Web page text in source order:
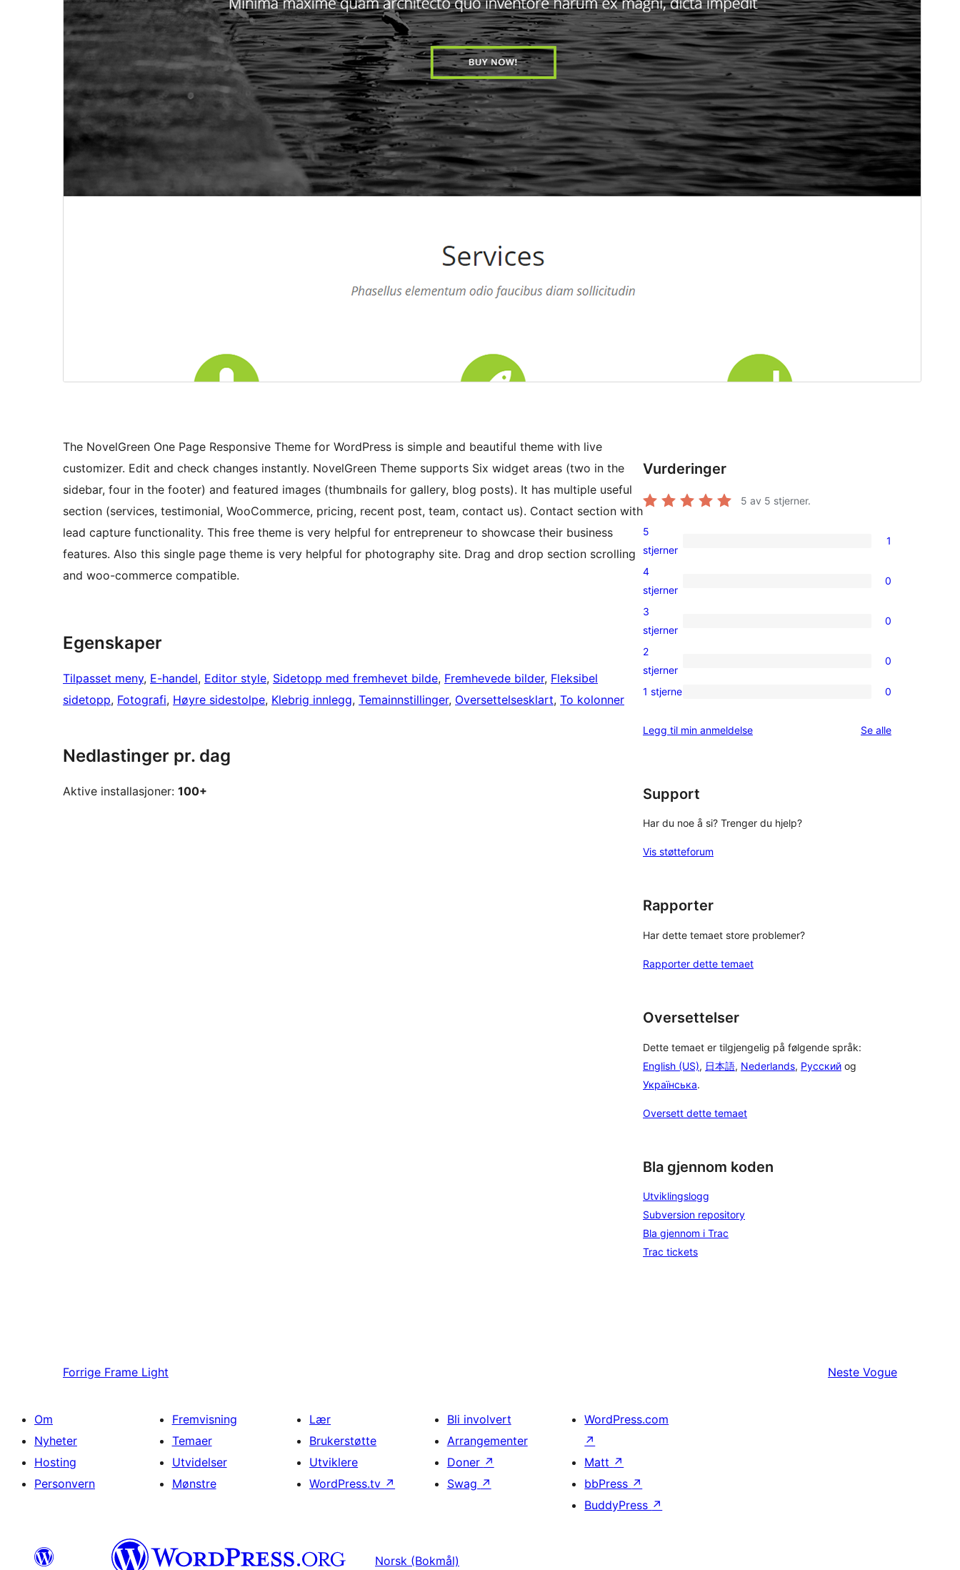
The NovelGreen One Page Responsive Theme for WordPress is simple and beautiful theme with live
customizer. Edit and check changes instantly. NovelGreen Theme supports Six widget areas (two in the
sidebar, four in the footer) and featured images (thumbnails for gallery, blog posts). It has multiple useful
section (services, testimonial, WooCommerce, pricing, recent post, team, contact us). Contact section with
lead capture functionality. This free theme is very helpful for entrepreneur to showcase their business
features. Also this single page theme is very helpful for photography site. Drag and drop section scrolling
and woo-commerce compatible.
Egenskaper
Tilpasset meny, E-handel, Editor style, Sidetopp med fremhevet bilde, Fremhevede bilder, Fleksibel
sidetopp, Fotografi, Høyre sidestolpe, Klebrig innlegg, Temainnstillinger, Oversettelsesklart, To kolonner
Nedlastinger pr. dag
Aktive installasjoner: 100+
Vurderinger
5 av 5 stjerner.
1
5-
star
5
stjerner
1
0
4-
star
4
stjerner
0
0
3-
star
3
stjerner
0
0
2-
reviews
2
stjerner
0
0
star
1 stjerne 0
Legg til min anmeldelse Se alleomtalene
Support
Har du noe å si? Trenger du hjelp?
Vis støtteforum
Rapporter
Har dette temaet store problemer?
Rapporter dette temaet
Oversettelser
Dette temaet er tilgjengelig på følgende språk:
English (US), 日本語, Nederlands, Русский og
Українська.
Oversett dette temaet
Bla gjennom koden
Utviklingslogg
Subversion repository
Bla gjennom i Trac
Trac tickets
Forrige Frame Light Neste Vogue
Om
Nyheter
Hosting
Personvern
Fremvisning
Temaer
Utvidelser
Mønstre
Lær
Brukerstøtte
Utviklere
WordPress.tv ↗
Bli involvert
Arrangementer
Doner ↗
Swag ↗
WordPress.com
↗
Matt ↗
bbPress ↗
BuddyPress ↗
Norsk (Bokmål)